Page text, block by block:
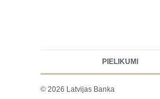
PIELIKUMI
© 2026 Latvijas Banka